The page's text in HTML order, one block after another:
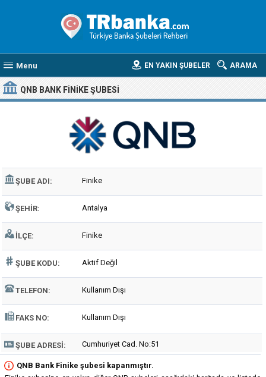
Menu ARAMA
EN YAKIN ŞUBELER
QNB BANK FINIKE ŞUBESI
ŞUBE ADI: Finike
ŞEHIR: Antalya
İLÇE: Finike
ŞUBE KODU: Aktif Değil
TELEFON: Kullanım Dışı
FAKS NO: Kullanım Dışı
ŞUBE ADRESI: Cumhuriyet Cad. No:51
QNB Bank Finike şubesi kapanmıştır.